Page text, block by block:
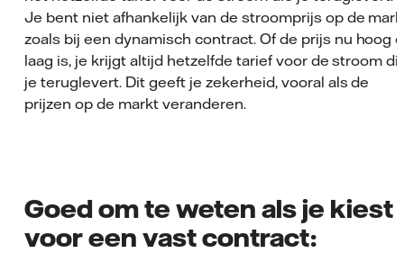
Je bent niet afhankelijk van de stroomprijs op de
zoals bij een dynamisch contract. Of de prijs nu hoog
laag is, je krijgt altijd hetzelfde tarief voor de stroom
je teruglevert. Dit geeft je zekerheid, vooral als de
prijzen op de markt veranderen.
Goed om te weten als je kiest
voor een vast contract: